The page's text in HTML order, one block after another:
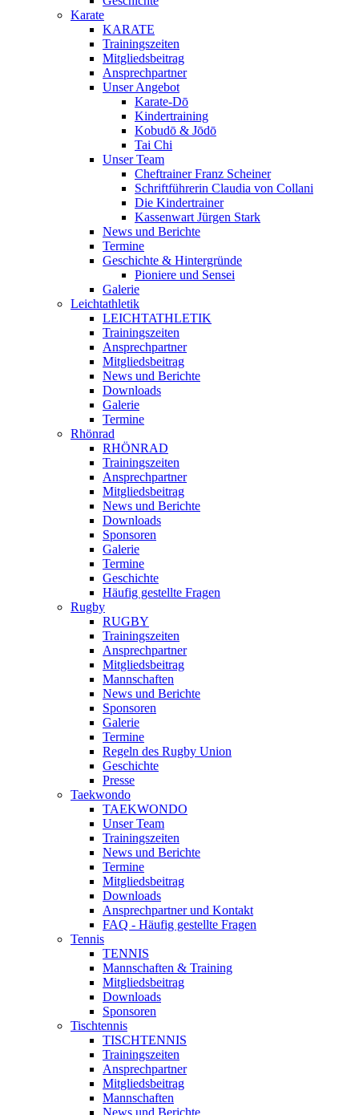
Karate
KARATE
Trainingszeiten
Mitgliedsbeitrag
Ansprechpartner
Unser Angebot
Karate-Dō
Kindertraining
Kobudō & Jōdō
Tai Chi
Unser Team
Cheftrainer Franz Scheiner
Schriftführerin Claudia von Collani
Die Kindertrainer
Kassenwart Jürgen Stark
News und Berichte
Termine
Geschichte & Hintergründe
Pioniere und Sensei
Galerie
Leichtathletik
LEICHTATHLETIK
Trainingszeiten
Ansprechpartner
Mitgliedsbeitrag
News und Berichte
Downloads
Galerie
Termine
Rhönrad
RHÖNRAD
Trainingszeiten
Ansprechpartner
Mitgliedsbeitrag
News und Berichte
Downloads
Sponsoren
Galerie
Termine
Geschichte
Häufig gestellte Fragen
Rugby
RUGBY
Trainingszeiten
Ansprechpartner
Mitgliedsbeitrag
Mannschaften
News und Berichte
Sponsoren
Galerie
Termine
Regeln des Rugby Union
Geschichte
Presse
Taekwondo
TAEKWONDO
Unser Team
Trainingszeiten
News und Berichte
Termine
Mitgliedsbeitrag
Downloads
Ansprechpartner und Kontakt
FAQ - Häufig gestellte Fragen
Tennis
TENNIS
Mannschaften & Training
Mitgliedsbeitrag
Downloads
Sponsoren
Tischtennis
TISCHTENNIS
Trainingszeiten
Ansprechpartner
Mitgliedsbeitrag
Mannschaften
News und Berichte